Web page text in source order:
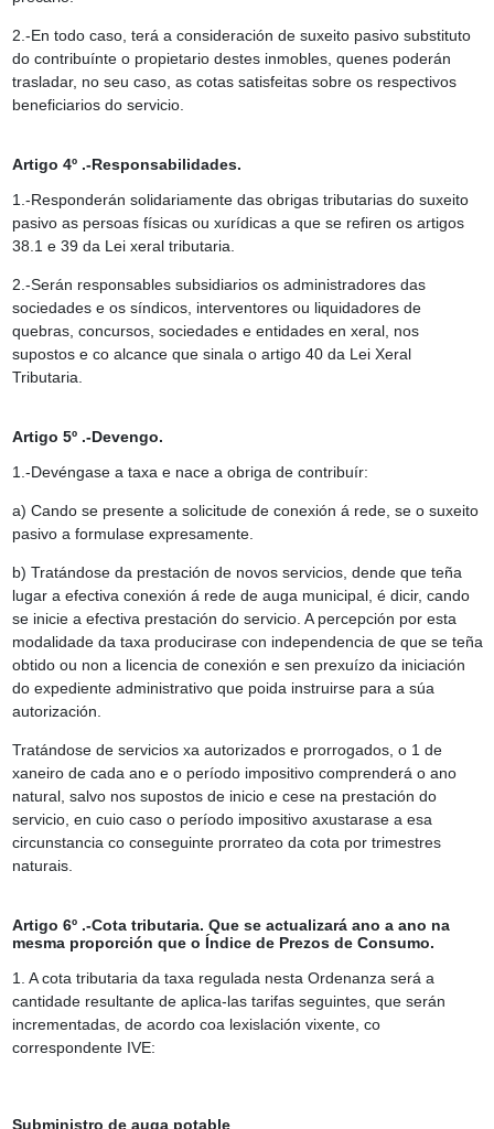
2.-En todo caso, terá a consideración de suxeito pasivo substituto
do contribuínte o propietario destes inmobles, quenes poderán
trasladar, no seu caso, as cotas satisfeitas sobre os respectivos
beneficiarios do servicio.
Artigo 4º .-Responsabilidades.
1.-Responderán solidariamente das obrigas tributarias do suxeito
pasivo as persoas físicas ou xurídicas a que se refiren os artigos
38.1 e 39 da Lei xeral tributaria.
2.-Serán responsables subsidiarios os administradores das
sociedades e os síndicos, interventores ou liquidadores de
quebras, concursos, sociedades e entidades en xeral, nos
supostos e co alcance que sinala o artigo 40 da Lei Xeral
Tributaria.
Artigo 5º .-Devengo.
1.-Devéngase a taxa e nace a obriga de contribuír:
a) Cando se presente a solicitude de conexión á rede, se o suxeito
pasivo a formulase expresamente.
b) Tratándose da prestación de novos servicios, dende que teña
lugar a efectiva conexión á rede de auga municipal, é dicir, cando
se inicie a efectiva prestación do servicio. A percepción por esta
modalidade da taxa producirase con independencia de que se teña
obtido ou non a licencia de conexión e sen prexuízo da iniciación
do expediente administrativo que poida instruirse para a súa
autorización.
Tratándose de servicios xa autorizados e prorrogados, o 1 de
xaneiro de cada ano e o período impositivo comprenderá o ano
natural, salvo nos supostos de inicio e cese na prestación do
servicio, en cuio caso o período impositivo axustarase a esa
circunstancia co conseguinte prorrateo da cota por trimestres
naturais.
Artigo 6º .-Cota tributaria. Que se actualizará ano a ano na
mesma proporción que o Índice de Prezos de Consumo.
1. A cota tributaria da taxa regulada nesta Ordenanza será a
cantidade resultante de aplica-las tarifas seguintes, que serán
incrementadas, de acordo coa lexislación vixente, co
correspondente IVE:
Subministro de auga potable